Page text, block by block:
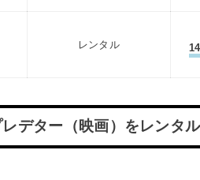
レンタル
デター（映画）をレンタ